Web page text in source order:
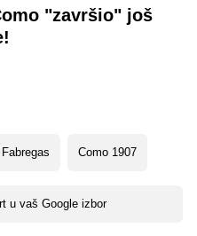
"završio" još
Como 1907
u vaš Google izbor